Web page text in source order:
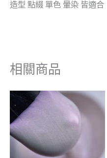
造型 點綴 單色 暈染 皆適合
相關商品